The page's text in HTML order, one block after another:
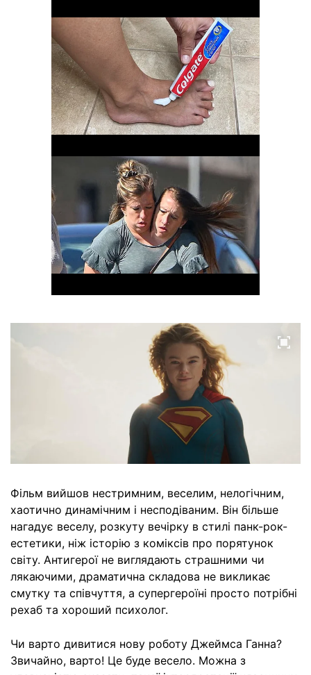
Фільм вийшов нестримним, веселим, нелогічним,
хаотично динамічним і несподіваним. Він більше
нагадує веселу, розкуту вечірку в стилі панк-рок-
естетики, ніж історію з коміксів про порятунок
світу. Антигерої не виглядають страшними чи
лякаючими, драматична складова не викликає
смутку та співчуття, а супергероїні просто потрібні
рехаб та хороший психолог.
Чи варто дивитися нову роботу Джеймса Ганна?
Звичайно, варто! Це буде весело. Можна з